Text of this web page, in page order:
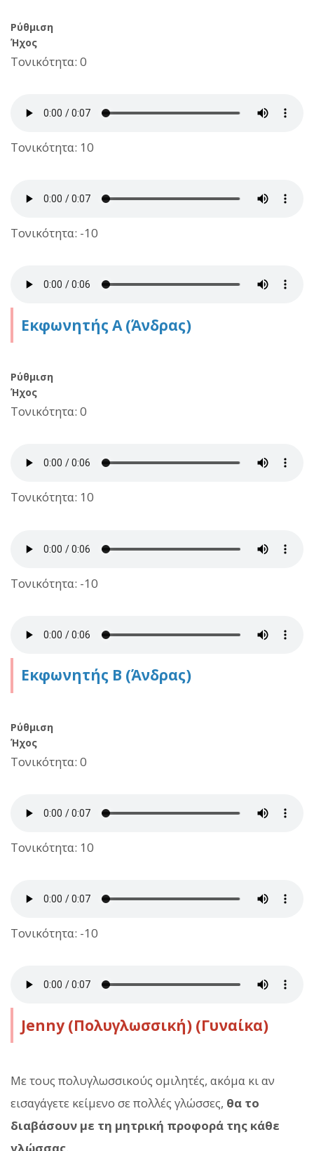
Ρύθμιση
Ήχος
Τονικότητα: 0
Τονικότητα: 10
Τονικότητα: -10
Εκφωνητής A (Άνδρας)
Ρύθμιση
Ήχος
Τονικότητα: 0
Τονικότητα: 10
Τονικότητα: -10
Εκφωνητής B (Άνδρας)
Ρύθμιση
Ήχος
Τονικότητα: 0
Τονικότητα: 10
Τονικότητα: -10
Jenny (Πολυγλωσσική) (Γυναίκα)
Με τους πολυγλωσσικούς ομιλητές, ακόμα κι αν
εισαγάγετε κείμενο σε πολλές γλώσσες, θα το
διαβάσουν με τη μητρική προφορά της κάθε